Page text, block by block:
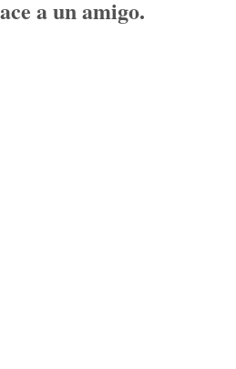
a un amigo.